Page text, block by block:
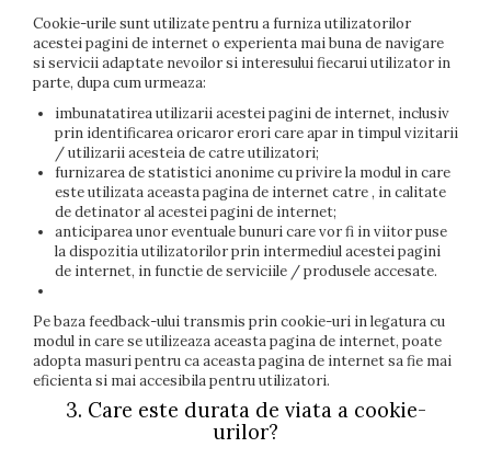
Cookie-urile sunt utilizate pentru a furniza utilizatorilor
acestei pagini de internet o experienta mai buna de navigare
si servicii adaptate nevoilor si interesului fiecarui utilizator in
parte, dupa cum urmeaza:
imbunatatirea utilizarii acestei pagini de internet, inclusiv
prin identificarea oricaror erori care apar in timpul vizitarii
/ utilizarii acesteia de catre utilizatori;
furnizarea de statistici anonime cu privire la modul in care
este utilizata aceasta pagina de internet catre , in calitate
de detinator al acestei pagini de internet;
anticiparea unor eventuale bunuri care vor fi in viitor puse
la dispozitia utilizatorilor prin intermediul acestei pagini
de internet, in functie de serviciile / produsele accesate.
Pe baza feedback-ului transmis prin cookie-uri in legatura cu
modul in care se utilizeaza aceasta pagina de internet, poate
adopta masuri pentru ca aceasta pagina de internet sa fie mai
eficienta si mai accesibila pentru utilizatori.
3. Care este durata de viata a cookie-
urilor?